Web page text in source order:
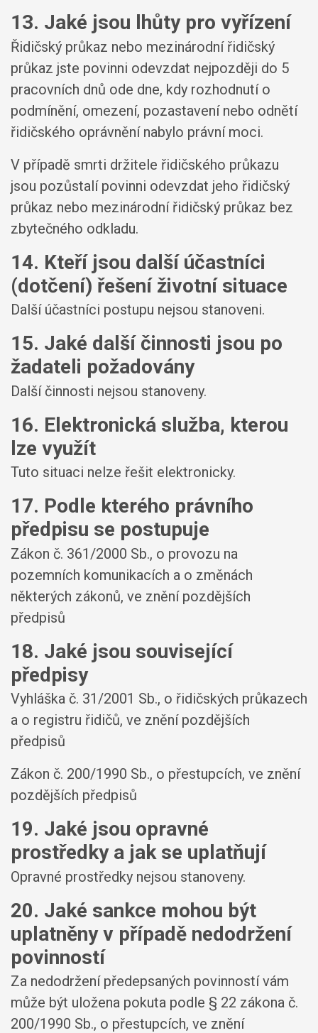
13. Jaké jsou lhůty pro vyřízení
Řidičský průkaz nebo mezinárodní řidičský
průkaz jste povinni odevzdat nejpozději do 5
pracovních dnů ode dne, kdy rozhodnutí o
podmínění, omezení, pozastavení nebo odnětí
řidičského oprávnění nabylo právní moci.
V případě smrti držitele řidičského průkazu
jsou pozůstalí povinni odevzdat jeho řidičský
průkaz nebo mezinárodní řidičský průkaz bez
zbytečného odkladu.
14. Kteří jsou další účastníci
(dotčení) řešení životní situace
Další účastníci postupu nejsou stanoveni.
15. Jaké další činnosti jsou po
žadateli požadovány
Další činnosti nejsou stanoveny.
16. Elektronická služba, kterou
lze využít
Tuto situaci nelze řešit elektronicky.
17. Podle kterého právního
předpisu se postupuje
Zákon č. 361/2000 Sb., o provozu na
pozemních komunikacích a o změnách
některých zákonů, ve znění pozdějších
předpisů
18. Jaké jsou související
předpisy
Vyhláška č. 31/2001 Sb., o řidičských průkazech
a o registru řidičů, ve znění pozdějších
předpisů
Zákon č. 200/1990 Sb., o přestupcích, ve znění
pozdějších předpisů
19. Jaké jsou opravné
prostředky a jak se uplatňují
Opravné prostředky nejsou stanoveny.
20. Jaké sankce mohou být
uplatněny v případě nedodržení
povinností
Za nedodržení předepsaných povinností vám
může být uložena pokuta podle § 22 zákona č.
200/1990 Sb., o přestupcích, ve znění